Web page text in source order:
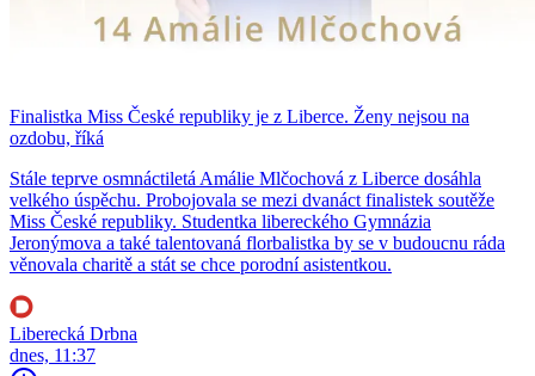
Finalistka Miss České republiky je z Liberce. Ženy nejsou na
ozdobu, říká
Stále teprve osmnáctiletá Amálie Mlčochová z Liberce dosáhla
velkého úspěchu. Probojovala se mezi dvanáct finalistek soutěže
Miss České republiky. Studentka libereckého Gymnázia
Jeronýmova a také talentovaná florbalistka by se v budoucnu ráda
věnovala charitě a stát se chce porodní asistentkou.
Liberecká Drbna
dnes, 11:37